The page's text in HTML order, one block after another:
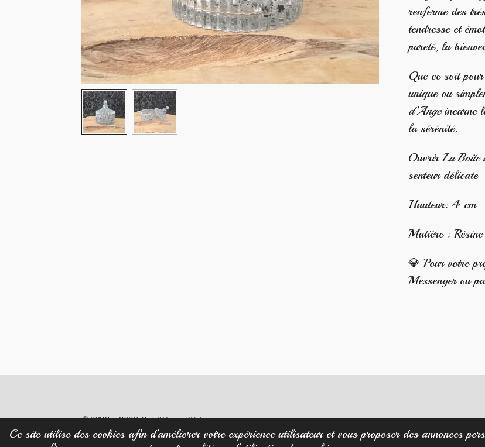
Ce site utilise des cookies afin d’améliorer votre expérience utilisateur et vous proposer des annonces
renferme des
tendresse et
pureté, la
Que ce soit
unique ou
d’Angeincarne
la sérénité.
OuvrirLa Boîte
senteur délicate
Hauteur: 4
Matière :
💎 Pour votre
Messenger ou
© 2023 - 2026 Créa Diamant Noir